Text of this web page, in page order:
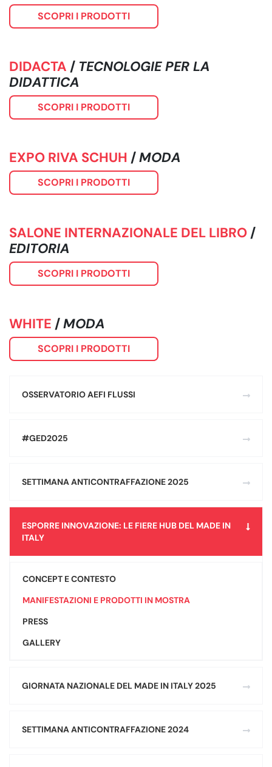
SCOPRI I PRODOTTI
DIDACTA / TECNOLOGIE PER LA
DIDATTICA
SCOPRI I PRODOTTI
EXPO RIVA SCHUH /MODA
SCOPRI I PRODOTTI
SALONE INTERNAZIONALE DEL LIBRO /
EDITORIA
SCOPRI I PRODOTTI
WHITE /MODA
SCOPRI I PRODOTTI
OSSERVATORIO AEFI FLUSSI
#GED2025
SETTIMANA ANTICONTRAFFAZIONE 2025
ESPORRE INNOVAZIONE: LE FIERE HUB DEL MADE IN
ITALY
CONCEPT E CONTESTO
MANIFESTAZIONI E PRODOTTI IN MOSTRA
PRESS
GALLERY
GIORNATA NAZIONALE DEL MADE IN ITALY 2025
SETTIMANA ANTICONTRAFFAZIONE 2024